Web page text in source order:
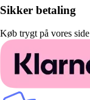
Sikker betaling
Køb trygt på vores side